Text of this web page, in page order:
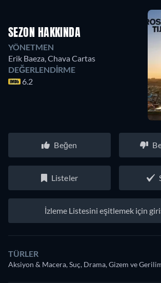
SEZON HAKKINDA
YÖNETMEN
Erik Baeza Chava Cartas
DEĞERLENDIRME
6.2
Beğen
Listeler
İzleme Listesini eşitlemek için
TÜRLER
Aksiyon & Macera, Suç, Drama, Gizem ve